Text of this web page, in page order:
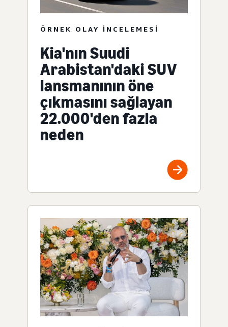
ÖRNEK OLAY INCELEMESI
Kia'nın Suudi
Arabistan'daki SUV
lansmanının öne
çıkmasını sağlayan
22.000'den fazla
neden